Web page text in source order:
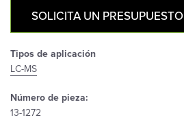
Tipos de aplicación
LC-MS
Número de pieza:
13-1272
SOLICITA UN PRESUPUESTO